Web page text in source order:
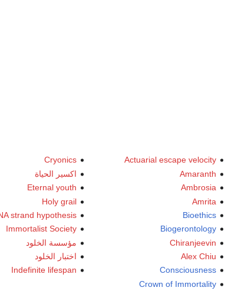
Actuarial escape velocity
Amaranth
Ambrosia
Amrita
Bioethics
Biogerontology
Chiranjeevin
Alex Chiu
Consciousness
Crown of Immortality
Cryonics
اكسير الحياة
Eternal youth
Holy grail
strand hypothesis
Immortalist Society
مؤسسة الخلود
اختبار الخلود
Indefinite lifespan